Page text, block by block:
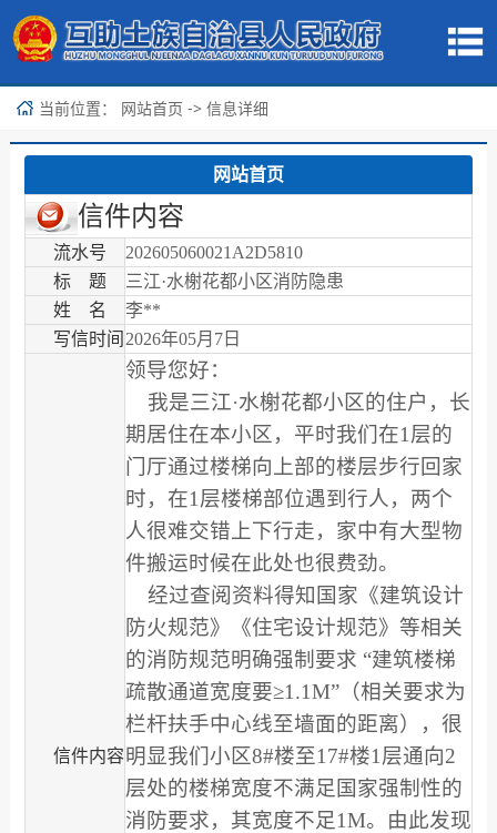
当前位置： 网站首页 -> 信息详细
网站首页
信件内容
流水号
202605060021A2D5810
标 题
三江·水榭花都小区消防隐患
姓 名
李**
写信时间 2026年05月7日
信件内容
领导您好：
我是三江·水榭花都小区的住户，长
期居住在本小区，平时我们在1层的
门厅通过楼梯向上部的楼层步行回家
时，在1层楼梯部位遇到行人，两个
人很难交错上下行走，家中有大型物
件搬运时候在此处也很费劲。
经过查阅资料得知国家《建筑设计
防火规范》《住宅设计规范》等相关
的消防规范明确强制要求 “建筑楼梯
疏散通道宽度要≥1.1M”（相关要求为
栏杆扶手中心线至墙面的距离），很
明显我们小区8#楼至17#楼1层通向2
层处的楼梯宽度不满足国家强制性的
消防要求，其宽度不足1M。
由此发现